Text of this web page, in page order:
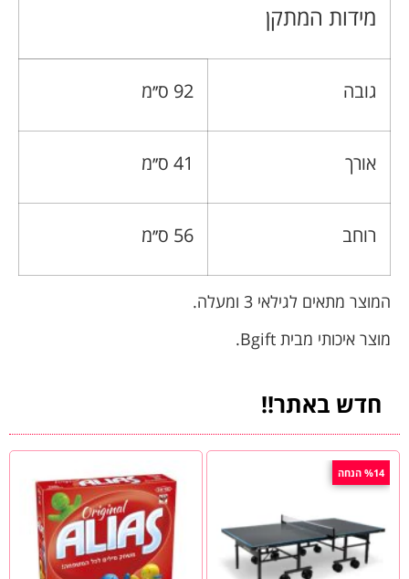
מידות המתקן
גובה 92 ס׳׳מ
אורך 41 ס׳׳מ
רוחב 56 ס׳׳מ
המוצר מתאים לגילאי 3 ומעלה.
מוצר איכותי מבית Bgift.
חדש באתר!!
%14 הנחה